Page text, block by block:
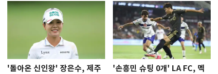
'돌아온 신인왕' 장은수, 제주
'손흥민 슈팅 0개' LA FC, 멕